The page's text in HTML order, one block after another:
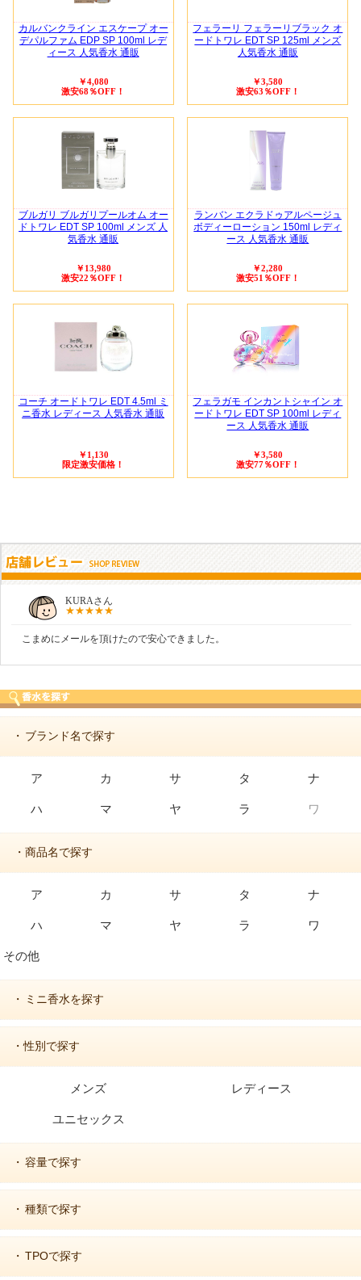
しらすさん
商品が早く届いたのでよかったです。また利用させてもらいます！
・ ブランド名で探す
ア カ サ タ ナ
ハ マ ヤ ラ ワ
・商品名で探す
ア カ サ タ ナ
ハ マ ヤ ラ ワ
その他
・ ミニ香水を探す
・性別で探す
メンズ レディース
ユニセックス
・ 容量で探す
・ 種類で探す
・ TPOで探す